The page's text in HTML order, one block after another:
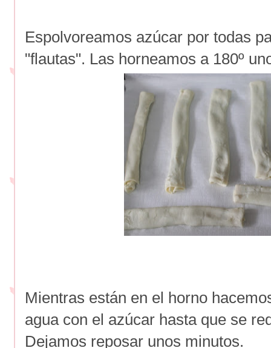
Espolvoreamos azúcar por todas
"flautas". Las horneamos a 180º
Mientras están en el horno
agua con el azúcar hasta que se
Dejamos reposar unos minutos.